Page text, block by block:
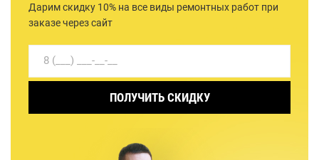
Дарим скидку 10% на все виды ремонтных работ при
заказе через сайт
ПОЛУЧИТЬ СКИДКУ